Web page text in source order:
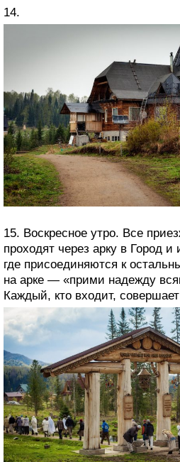
14.
15. Воскресное утро. Все
проходят через арку в Город и
где присоединяются к
на арке — «прими надежду
Каждый, кто входит,